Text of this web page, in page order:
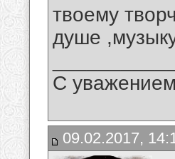
твоему
душе
С
09.02.2017,